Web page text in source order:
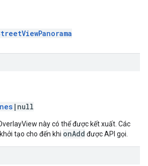
|null
này có thể được kết xuất. Các
tạo cho đến khi onAdd được API gọi.